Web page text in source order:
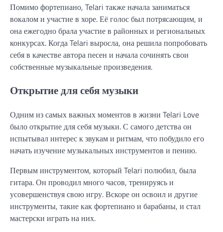
Помимо фортепиано, Telari также начала заниматься
вокалом и участие в хоре. Её голос был потрясающим, и
она ежегодно брала участие в районных и региональных
конкурсах. Когда Telari выросла, она решила попробовать
себя в качестве автора песен и начала сочинять свои
собственные музыкальные произведения.
Открытие для себя музыки
Одним из самых важных моментов в жизни Telari Love
было открытие для себя музыки. С самого детства он
испытывал интерес к звукам и ритмам, что побудило его
начать изучение музыкальных инструментов и пению.
Первым инструментом, который Telari полюбил, была
гитара. Он проводил много часов, тренируясь и
усовершенствуя свою игру. Вскоре он освоил и другие
инструменты, такие как фортепиано и барабаны, и стал
мастерски играть на них.